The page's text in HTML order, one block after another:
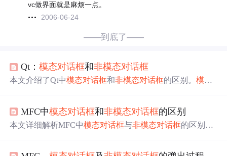
vc做界面就是麻烦一点。
2006-06-24
——到底了——
Qt：模态对话框和非模态对话框
本文介绍了Qt中模态对话框和非模态对话框的区别。模态
和show()方法显示对话框的不同情况，以及如何设置
框的模态属性，同时提醒注意内存泄漏问题。
MFC中模态对话框和非模态对话框的区别
本文详细解析MFC中模态对话框与非模态对话框的区别及